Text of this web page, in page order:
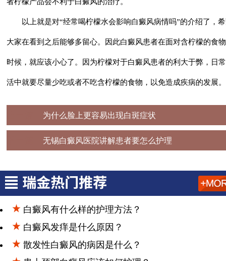
以上就是对“经常喝柠檬水会影响白癜风病情吗”的介绍了，
大家在看到之后能够多留心。因此白癜风患者在面对含柠檬的食
时候，就应该小心了。因为柠檬对于白癜风患者的利大于弊，日
活中就要尽量少吃或者不吃含柠檬的食物，以免造成疾病的发展。
为什么脸上更容易出现白斑症状
无锡白癜风医院讲解患者要怎么护理
白癜风有什么样的护理方法？
白癜风发痒是什么原因？
散发性白癜风的病因是什么？